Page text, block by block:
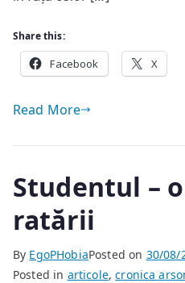
Share this:
Facebook X
Read More
Studentul –
ratării
By EgoPHobiaPosted on 30/08/
Posted in articole,cronica